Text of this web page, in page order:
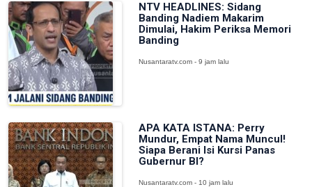
NTV HEADLINES: Sidang
Banding Nadiem Makarim
Dimulai, Hakim Periksa Memori
Banding
Nusantaratv.com - 9 jam lalu
APA KATA ISTANA: Perry
Mundur, Empat Nama Muncul!
Siapa Berani Isi Kursi Panas
Gubernur BI?
Nusantaratv.com - 10 jam lalu